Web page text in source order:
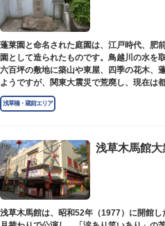
蓬莱園と命名された庭園は、江戸時代、肥
園として造られたものです。鳥越川の水を
六百坪の敷地に築山や東屋、四季の花木、
ようですが、関東大震災で荒廃し、現在は
指定の天然記念物の大イチョウを残すのみで
浅草橋・蔵前エリア
浅草木馬館大
浅草木馬館は、昭和52年（1977）に開館